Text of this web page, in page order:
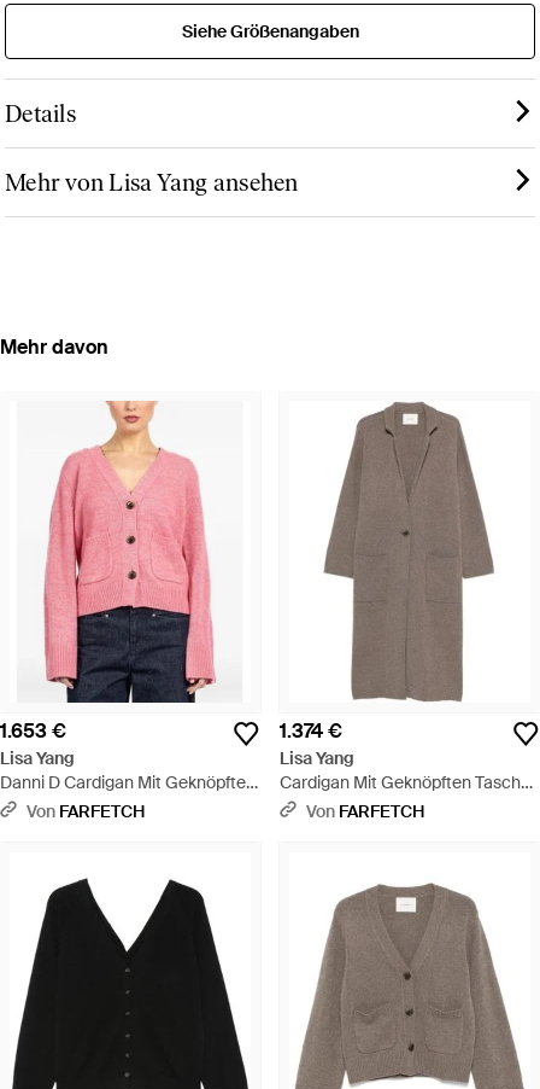
Siehe Größenangaben
Details
Mehr von Lisa Yang ansehen
Mehr davon
1.653 €
Lisa Yang
Danni D Cardigan Mit Geknöpfter
Tasche - Pink
Von FARFETCH
1.374 €
Lisa Yang
Cardigan Mit Geknöpften Taschen
- Braun
Von FARFETCH